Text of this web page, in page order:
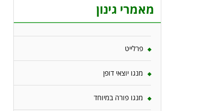
מאמרי גינון
פרלייט
מנגו יוצאי דופן
מנגו פורה במיוחד